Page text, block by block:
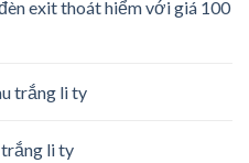
exit thoát hiểm với giá 100
trắng li ty
li ty